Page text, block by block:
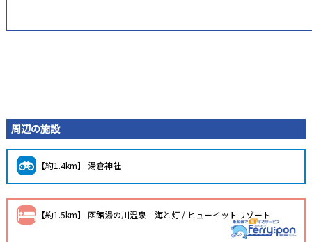
周辺の施設
【約1.4km】 湯倉神社
【約1.5km】 函館湯の川温泉 海と灯 / ヒューイットリゾート